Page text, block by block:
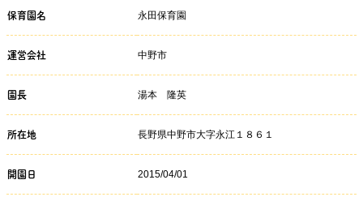
保育園名 永田保育園
運営会社 中野市
園長 湯本 隆英
所在地 長野県中野市大字永江１８６１
開園日 2015/04/01